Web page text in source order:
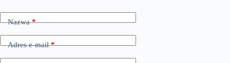
Nazwa*
Adres e-mail*